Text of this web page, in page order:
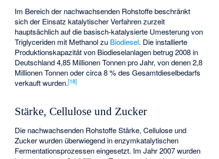
Im Bereich der nachwachsenden Rohstoffe beschränkt
sich der Einsatz katalytischer Verfahren zurzeit
hauptsächlich auf die basisch-katalysierte Umesterung von
Triglyceriden mit Methanol zu Biodiesel. Die installierte
Produktionskapazität von Biodieselanlagen betrug 2008 in
Deutschland 4,85 Millionen Tonnen pro Jahr, von denen 2,8
Millionen Tonnen oder circa 8 % des Gesamtdieselbedarfs
verkauft wurden.[18]
Stärke, Cellulose und Zucker
Die nachwachsenden Rohstoffe Stärke, Cellulose und
Zucker wurden überwiegend in enzymkatalytischen
Fermentationsprozessen eingesetzt. Im Jahr 2007 wurden